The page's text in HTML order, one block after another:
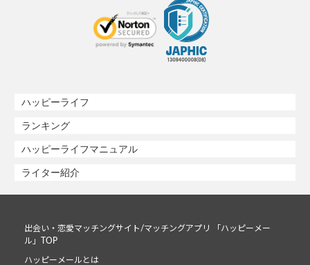
ハッピーライフ
ランキング
ハッピーライフマニュアル
ライター紹介
出会い・恋愛マッチングサイト/マッチングアプリ 「ハッピーメー
ル」TOP
ハッピーメールとは